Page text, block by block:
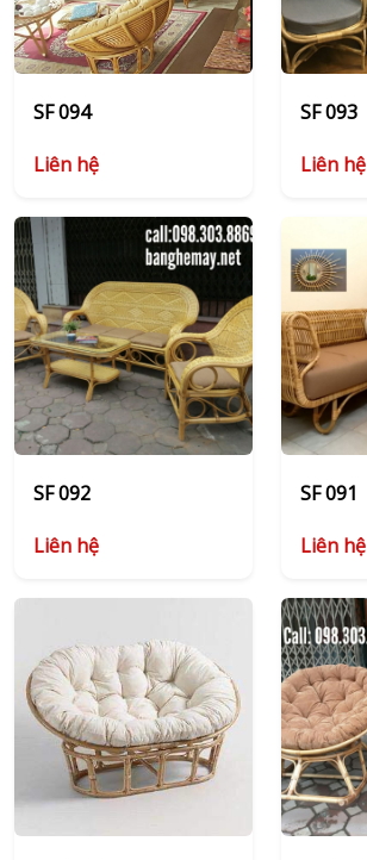
SF 094
Liên hệ
SF 093
Liên hệ
SF 092
Liên hệ
SF 091
Liên hệ